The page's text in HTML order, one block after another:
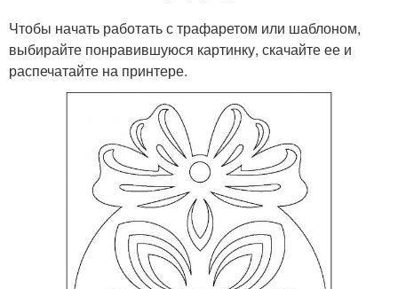
Чтобы начать работать с трафаретом или шаблоном,
выбирайте понравившуюся картинку, скачайте ее и
распечатайте на принтере.